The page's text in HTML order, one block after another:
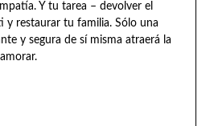
Y tu tarea – devolver el
y restaurar tu familia. Sólo una
y segura de sí misma atraerá la